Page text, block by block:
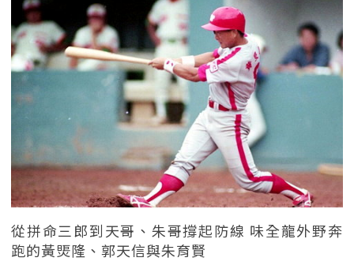
從拼命三郎到天哥、朱哥撐起防線 味全龍外野奔
跑的黃煚隆、郭天信與朱育賢